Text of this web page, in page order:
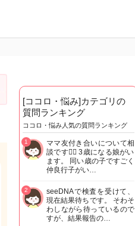
[ココロ・悩み]カテゴリの
質問ランキング
ココロ・悩み人気の質問ランキング
ママ友付き合いについて相
談です🙇‍♂️ 3歳になる娘がい
ます。 同い歳の子ですごく
仲良行子がい…
1
seeDNAで検査を受けて、
現在結果待ちです。 そわそ
わしながら待っているので
すが、結果報告の…
2